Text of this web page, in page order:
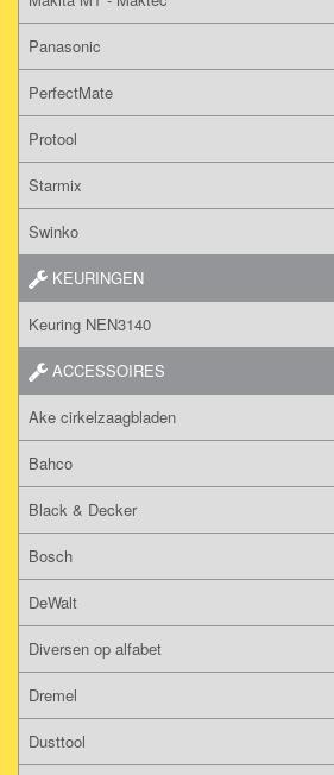
Panasonic
PerfectMate
Protool
Starmix
Swinko
KEURINGEN
Keuring NEN3140
ACCESSOIRES
Ake cirkelzaagbladen
Bahco
Black & Decker
Bosch
DeWalt
Diversen op alfabet
Dremel
Dusttool